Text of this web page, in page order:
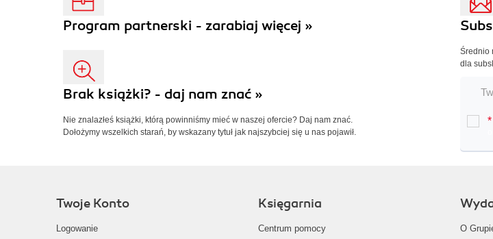
Program partnerski - zarabiaj więcej »
Brak książki? - daj nam znać »
Nie znalazłeś książki, którą powinniśmy mieć w naszej ofercie? Daj nam znać.
Dołożymy wszelkich starań, by wskazany tytuł jak najszybciej się u nas pojawił.
Średnio
dla
*
Twoje Konto
Logowanie
Księgarnia
Centrum pomocy
O